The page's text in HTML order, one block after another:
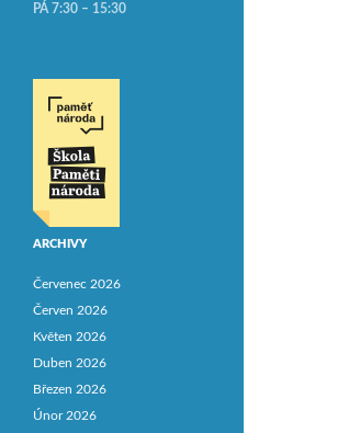
PÁ 7:30 – 15:30
ARCHIVY
Červenec 2026
Červen 2026
Květen 2026
Duben 2026
Březen 2026
Únor 2026